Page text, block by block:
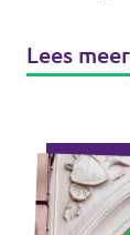
om wie ik
Lees meer